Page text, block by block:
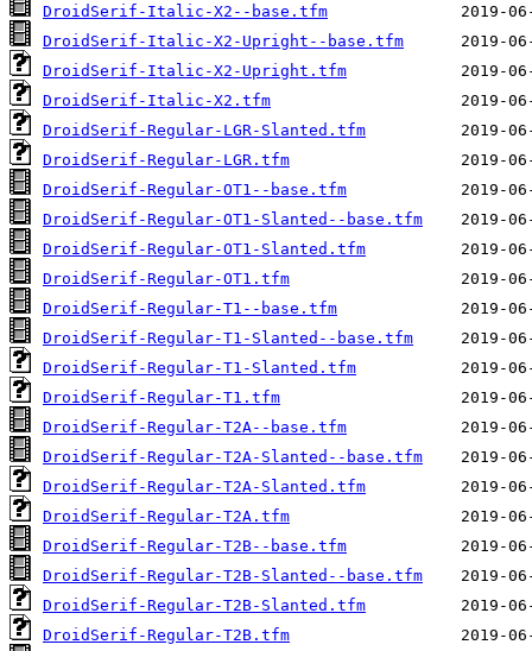
DroidSerif-Italic-X2--base.tfm
DroidSerif-Italic-X2-Upright--base.tfm
DroidSerif-Italic-X2-Upright.tfm
DroidSerif-Italic-X2.tfm
DroidSerif-Regular-LGR-Slanted.tfm
DroidSerif-Regular-LGR.tfm
DroidSerif-Regular-OT1--base.tfm
DroidSerif-Regular-OT1-Slanted--base.tfm
DroidSerif-Regular-OT1-Slanted.tfm
DroidSerif-Regular-OT1.tfm
DroidSerif-Regular-T1--base.tfm
DroidSerif-Regular-T1-Slanted--base.tfm
DroidSerif-Regular-T1-Slanted.tfm
DroidSerif-Regular-T1.tfm
DroidSerif-Regular-T2A--base.tfm
DroidSerif-Regular-T2A-Slanted--base.tfm
DroidSerif-Regular-T2A-Slanted.tfm
DroidSerif-Regular-T2A.tfm
DroidSerif-Regular-T2B--base.tfm
DroidSerif-Regular-T2B-Slanted--base.tfm
DroidSerif-Regular-T2B-Slanted.tfm
DroidSerif-Regular-T2B.tfm